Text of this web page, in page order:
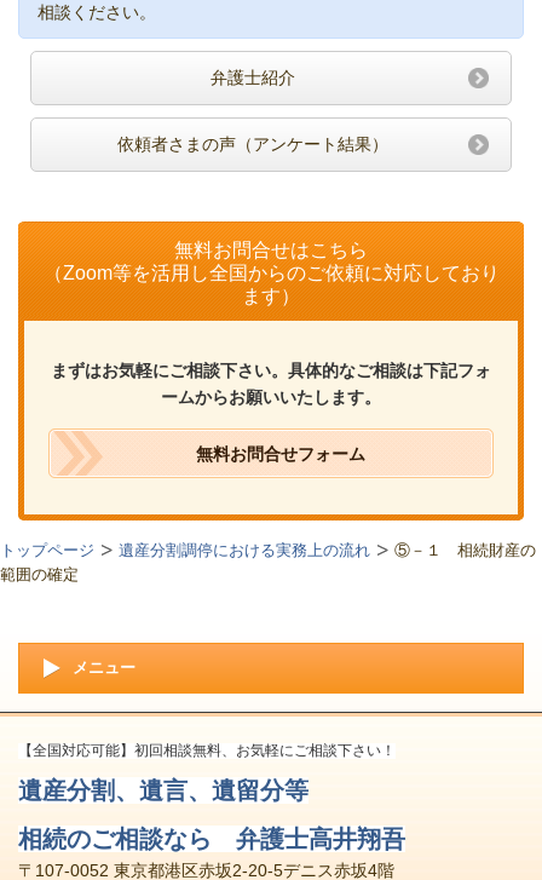
相談ください。
弁護士紹介
依頼者さまの声（アンケート結果）
無料お問合せはこちら
（Zoom等を活用し全国からのご依頼に対応しており
ます）
まずはお気軽にご相談下さい。具体的なご相談は下記フォ
ームからお願いいたします。
無料お問合せフォーム
トップページ 遺産分割調停における実務上の流れ
⑤－１ 相続財産の
範囲の確定
メニュー
【全国対応可能】初回相談無料、お気軽にご相談下さい！
遺産分割、遺言、遺留分等
相続のご相談なら 弁護士高井翔吾
〒107-0052 東京都港区赤坂2-20-5デニス赤坂4階